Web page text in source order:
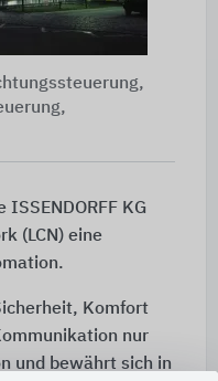
KG
(LCN) eine
Komfort
nur
und bewährt sich in